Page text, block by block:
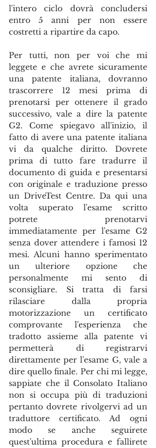
l'intero ciclo dovrà concludersi
entro 5 anni per non essere
costretti a ripartire da capo.
Per tutti, non per voi che mi
leggete e che avrete sicuramente
una patente italiana, dovranno
trascorrere 12 mesi prima di
prenotarsi per ottenere il grado
successivo, vale a dire la patente
G2. Come spiegavo all'inizio, il
fatto di avere una patente italiana
vi da qualche diritto. Dovrete
prima di tutto fare tradurre il
documento di guida e presentarsi
con originale e traduzione presso
un DriveTest Centre. Da qui una
volta superato l'esame scritto
potrete prenotarvi
immediatamente per l'esame G2
senza dover attendere i famosi 12
mesi. Alcuni hanno sperimentato
un ulteriore opzione che
personalmente mi sento di
sconsigliare. Si tratta di farsi
rilasciare dalla propria
motorizzazione un certificato
comprovante l'esperienza che
tradotto assieme alla patente vi
permetterà di registrarvi
direttamente per l'esame G, vale a
dire quello finale. Per chi mi legge,
sappiate che il Consolato Italiano
non si occupa più di traduzioni
pertanto dovrete rivolgervi ad un
traduttore certificato. Ad ogni
modo se anche seguirete
quest'ultima procedura e fallirete